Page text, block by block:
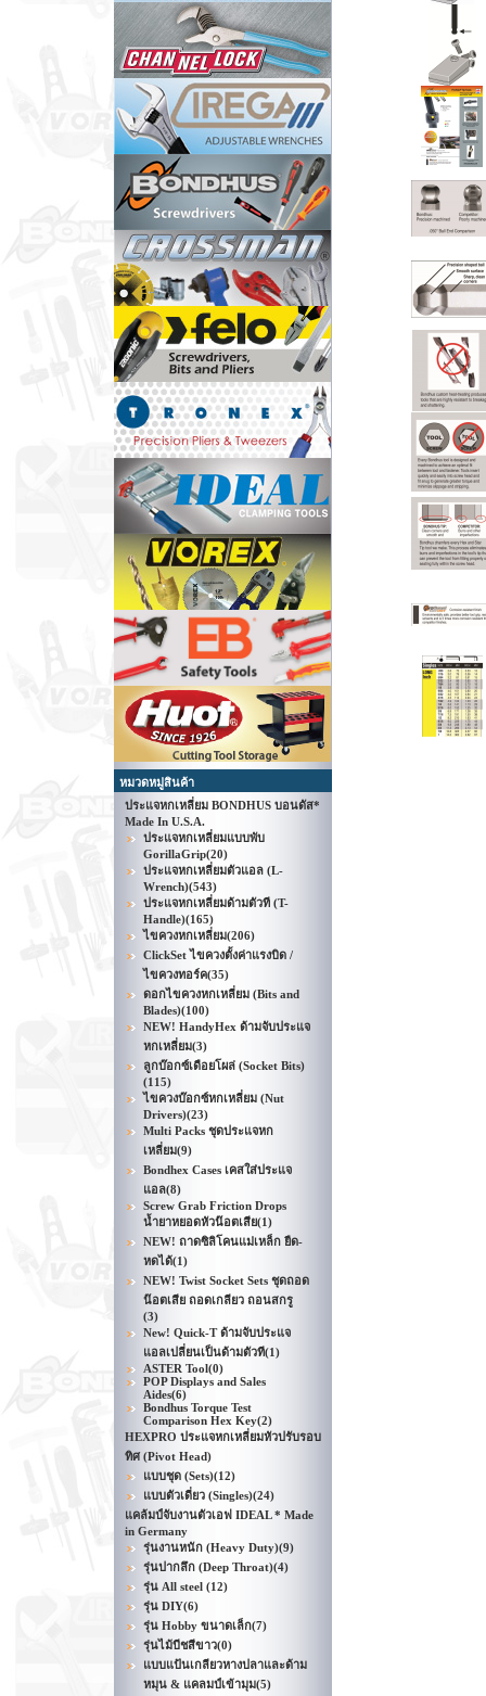
หมวดหมู่สินค้า
ประแจหกเหลี่ยม BONDHUS บอนดัส*
Made In U.S.A.
ประแจหกเหลี่ยมแบบพับ
GorillaGrip(20)
ประแจหกเหลี่ยมตัวแอล (L-
Wrench)(543)
ประแจหกเหลี่ยมด้ามตัวที (T-
Handle)(165)
ไขควงหกเหลี่ยม(206)
ClickSet ไขควงตั้งค่าแรงบิด /
ไขควงทอร์ค(35)
ดอกไขควงหกเหลี่ยม (Bits and
Blades)(100)
NEW! HandyHex ด้ามจับประแจ
หกเหลี่ยม(3)
ลูกบ๊อกซ์เดือยโผล่ (Socket Bits)
(115)
ไขควงบ๊อกซ์หกเหลี่ยม (Nut
Drivers)(23)
Multi Packs ชุดประแจหก
เหลี่ยม(9)
Bondhex Cases เคสใส่ประแจ
แอล(8)
Screw Grab Friction Drops
น้ำยาหยอดหัวน๊อตเสีย(1)
NEW! ถาดซิลิโคนแม่เหล็ก ยืด-
หดได้(1)
NEW! Twist Socket Sets ชุดถอด
น๊อตเสีย ถอดเกลียว ถอนสกรู
(3)
New! Quick-T ด้ามจับประแจ
แอลเปลี่ยนเป็นด้ามตัวที(1)
ASTER Tool(0)
POP Displays and Sales
Aides(6)
Bondhus Torque Test
Comparison Hex Key(2)
HEXPRO ประแจหกเหลี่ยมหัวปรับรอบ
ทิศ (Pivot Head)
แบบชุด (Sets)(12)
แบบตัวเดี่ยว (Singles)(24)
แคล้มป์จับงานตัวเอฟ IDEAL * Made
in Germany
รุ่นงานหนัก (Heavy Duty)(9)
รุ่นปากลึก (Deep Throat)(4)
รุ่น All steel (12)
รุ่น DIY(6)
รุ่น Hobby ขนาดเล็ก(7)
รุ่นไม้บีชสีขาว(0)
แบบแป้นเกลียวหางปลาและด้าม
หมุน & แคลมป์เข้ามุม(5)